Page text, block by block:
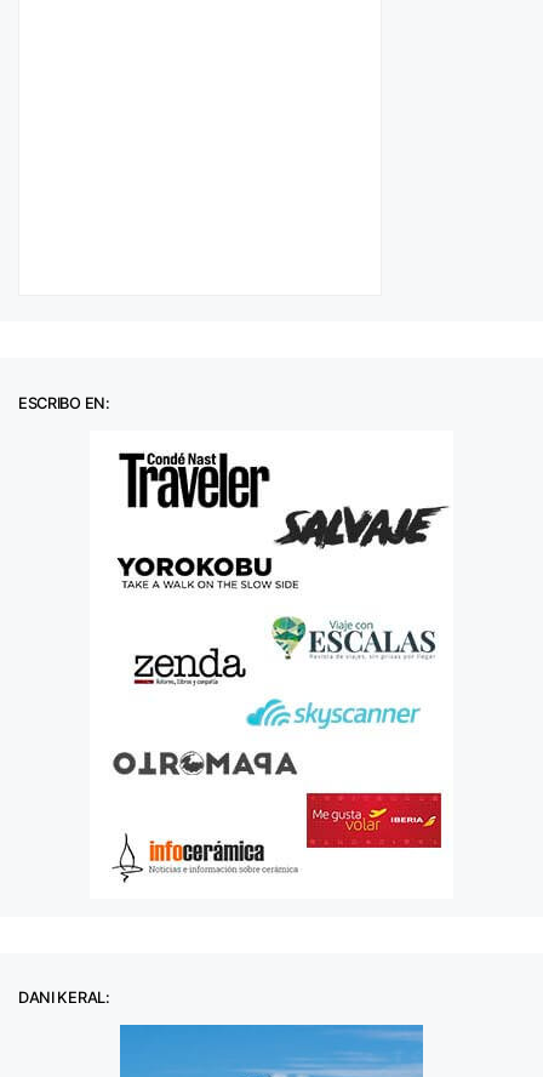
ESCRIBO EN:
DANI KERAL: